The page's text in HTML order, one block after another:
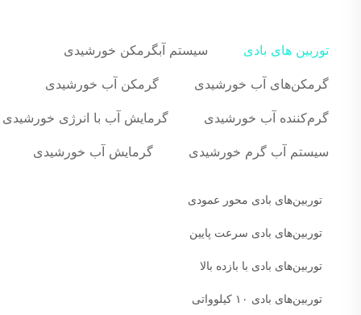
توربین های بادی سیستم آبگرمکن خورشیدی
گرمکن‌های آب خورشیدی گرمکن آب خورشیدی
گرم‌کننده آب خورشیدی گرمایش آب با انرژی خورشیدی
سیستم آب گرم خورشیدی گرمایش آب خورشیدی
توربین‌های بادی محور عمودی
توربین‌های بادی سرعت پایین
توربین‌های بادی با بازده بالا
توربین‌های بادی ۱۰ کیلوواتی